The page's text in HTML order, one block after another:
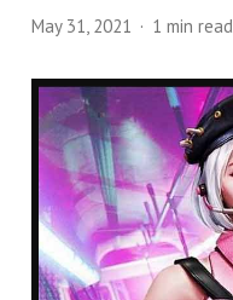
May 31, 2021 1 min read